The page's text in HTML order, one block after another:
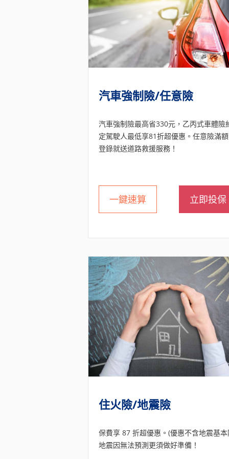
汽車強制險/任意險
汽車強制險最高省330元，乙丙式車體險
定駕駛人最低享81折超優惠。任意險滿
登錄就送道路救援服務！
一鍵速算 立即投保
住火險/地震險
保費享 87 折超優惠。(優惠不含地震基本
地震因無法預測更須做好準備！